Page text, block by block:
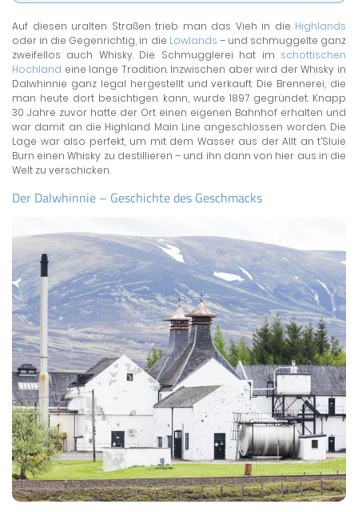
Auf diesen uralten Straßen trieb man das Vieh in die Highlands
oder in die Gegenrichtig, in die Lowlands – und schmuggelte ganz
zweifellos auch Whisky. Die Schmugglerei hat im schottischen
Hochland eine lange Tradition. Inzwischen aber wird der Whisky in
Dalwhinnie ganz legal hergestellt und verkauft. Die Brennerei, die
man heute dort besichtigen kann, wurde 1897 gegründet. Knapp
30 Jahre zuvor hatte der Ort einen eigenen Bahnhof erhalten und
war damit an die Highland Main Line angeschlossen worden. Die
Lage war also perfekt, um mit dem Wasser aus der Allt an t’Sluie
Burn einen Whisky zu destillieren – und ihn dann von hier aus in die
Welt zu verschicken.
Der Dalwhinnie – Geschichte des Geschmacks